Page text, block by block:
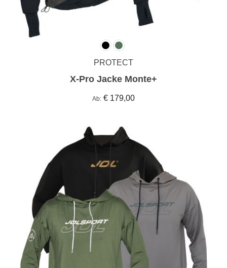
PROTECT
X-Pro Jacke Monte+
Ab € 179,00